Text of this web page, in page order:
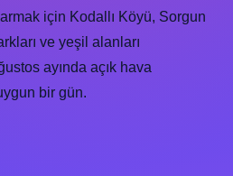
için Kodallı Köyü, Sorgun
ve yeşil alanları
ayında açık hava
bir gün.